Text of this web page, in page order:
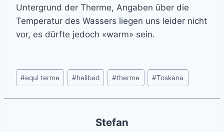
Untergrund der Therme, Angaben über die
Temperatur des Wassers liegen uns leider nicht
vor, es dürfte jedoch «warm» sein.
Post
Tags:
#equi terme #heilbad #therme #Toskana
Stefan